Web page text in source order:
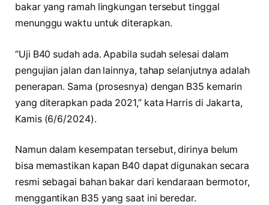
bakar yang ramah lingkungan tersebut tinggal
menunggu waktu untuk diterapkan.
“Uji B40 sudah ada. Apabila sudah selesai dalam
pengujian jalan dan lainnya, tahap selanjutnya adalah
penerapan. Sama (prosesnya) dengan B35 kemarin
yang diterapkan pada 2021,” kata Harris di Jakarta,
Kamis (6/6/2024).
Namun dalam kesempatan tersebut, dirinya belum
bisa memastikan kapan B40 dapat digunakan secara
resmi sebagai bahan bakar dari kendaraan bermotor,
menggantikan B35 yang saat ini beredar.